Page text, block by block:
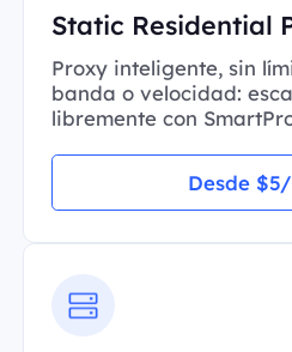
Static Residential
Proxy inteligente, sin
banda o velocidad:
libremente con
Desde